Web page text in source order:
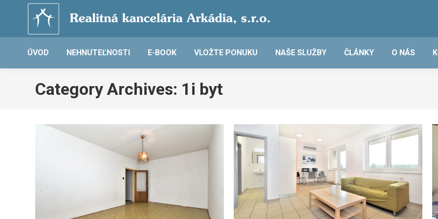
ÚVOD NEHNUTEĽNOSTI E-BOOK VLOŽTE PONUKU NAŠE SLUŽBY ČLÁNKY O NÁS
Category Archives: 1i byt